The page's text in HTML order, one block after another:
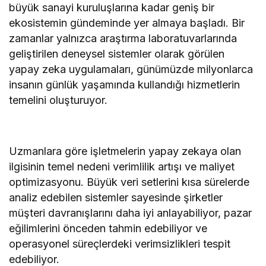
büyük sanayi kuruluşlarına kadar geniş bir
ekosistemin gündeminde yer almaya başladı. Bir
zamanlar yalnızca araştırma laboratuvarlarında
geliştirilen deneysel sistemler olarak görülen
yapay zeka uygulamaları, günümüzde milyonlarca
insanın günlük yaşamında kullandığı hizmetlerin
temelini oluşturuyor.
Uzmanlara göre işletmelerin yapay zekaya olan
ilgisinin temel nedeni verimlilik artışı ve maliyet
optimizasyonu. Büyük veri setlerini kısa sürelerde
analiz edebilen sistemler sayesinde şirketler
müşteri davranışlarını daha iyi anlayabiliyor, pazar
eğilimlerini önceden tahmin edebiliyor ve
operasyonel süreçlerdeki verimsizlikleri tespit
edebiliyor.